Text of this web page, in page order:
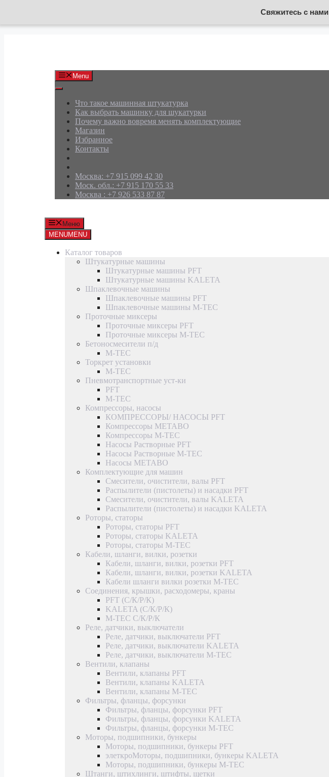
Свяжитесь с нами
Menu
Что такое машинная штукатурка
Как выбрать машинку для шукатурки
Почему важно вовремя менять комплектующие
Магазин
Избранное
Контакты
Москва: +7 915 099 42 30
Моск. обл.: +7 915 170 55 33
Москва : +7 926 533 87 87
Меню
MENUMENU
Каталог товаров
Штукатурные машины
Штукатурные машины PFT
Штукатурные машины KALETA
Шпаклевочные машины
Шпаклевочные машины PFT
Шпаклевочные машины M-TEC
Проточные миксеры
Проточные миксеры PFT
Проточные миксеры M-TEC
Бетоносмесители п/д
M-TEC
Торкрет установки
M-TEC
Пневмотранспортные уст-ки
PFT
M-TEC
Компрессоры, насосы
КОМПРЕССОРЫ/ НАСОСЫ PFT
Компрессоры METABO
Компрессоры M-TEC
Насосы Растворные PFT
Насосы Растворные M-TEC
Насосы METABO
Комплектующие для машин
Смесители, очистители, валы PFT
Распылители (пистолеты) и насадки PFT
Смесители, очистители, валы KALETA
Распылители (пистолеты) и насадки KALETA
Роторы, статоры
Роторы, статоры PFT
Роторы, статоры KALETA
Роторы, статоры M-TEC
Кабели, шланги, вилки, розетки
Кабели, шланги, вилки, розетки PFT
Кабели, шланги, вилки, розетки KALETA
Кабели шланги вилки розетки M-TEC
Соединения, крышки, расходомеры, краны
PFT (С/К/Р/К)
KALETA (С/К/Р/К)
M-TEC С/К/Р/К
Реле, датчики, выключатели
Реле, датчики, выключатели PFT
Реле, датчики, выключатели KALETA
Реле, датчики, выключатели M-TEC
Вентили, клапаны
Вентили, клапаны PFT
Вентили, клапаны KALETA
Вентили, клапаны M-TEC
Фильтры, фланцы, форсунки
Фильтры, фланцы, форсунки PFT
Фильтры, фланцы, форсунки KALETA
Фильтры, фланцы, форсунки M-TEC
Моторы, подшипники, бункеры
Моторы, подшипники, бункеры PFT
элеткроМоторы, подшипники, бункеры KALETA
Моторы, подшипники, бункеры M-TEC
Штанги, штихлинги, штифты, щетки